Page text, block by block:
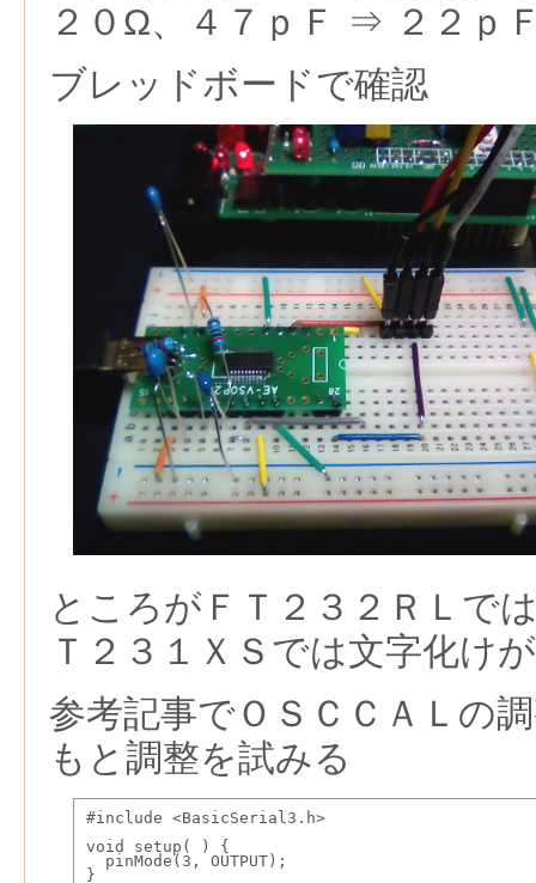
２０Ω、４７ｐＦ ⇒ ２２ｐ
ブレッドボードで確認
ところがＦＴ２３２ＲＬで
Ｔ２３１ＸＳでは文字化け
参考記事でＯＳＣＣＡＬの
もと調整を試みる
#include <BasicSerial3.h>
void setup( ) {
pinMode(3, OUTPUT);
}